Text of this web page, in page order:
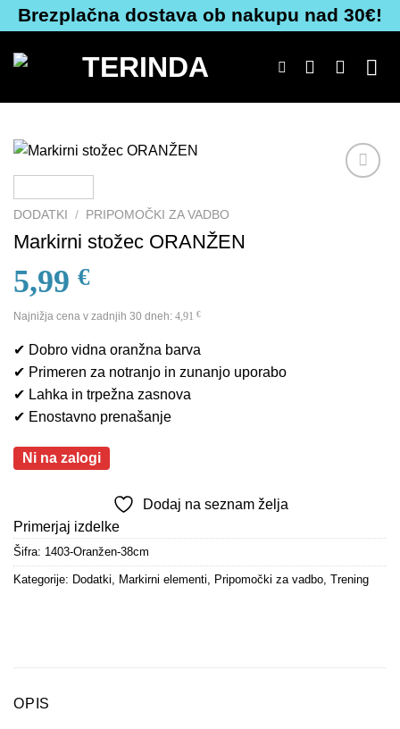
Skoči
na
vsebino
Brezplačna dostava ob nakupu nad 30€!
DODATKI / PRIPOMOČKI ZA VADBO
Markirni stožec ORANŽEN
5,99 €
Najnižja cena v zadnjih 30 dneh: 4,91 €
✔ Dobro vidna oranžna barva
✔ Primeren za notranjo in zunanjo uporabo
✔ Lahka in trpežna zasnova
✔ Enostavno prenašanje
Ni na zalogi
Dodaj na seznam želja
Primerjaj izdelke
Šifra: 1403-Oranžen-38cm
Kategorije: Dodatki Markirni elementi Pripomočki za vadbo Trening
OPIS